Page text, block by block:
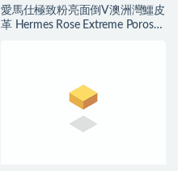
愛馬仕極致粉亮面倒V澳洲灣鱷皮
革 Hermes Rose Extreme Porosus